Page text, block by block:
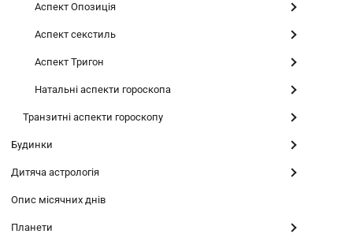
Аспект Опозиція
Аспект секстиль
Аспект Тригон
Натальні аспекти гороскопа
Транзитні аспекти гороскопу
Будинки
Дитяча астрологія
Опис місячних днів
Планети